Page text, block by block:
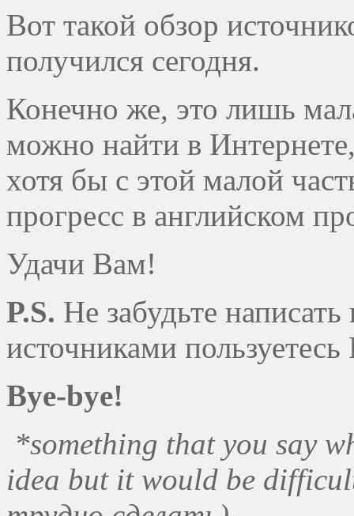
Вот такой обзор
получился сегодня.
Конечно же, это лишь
можно найти в
хотя бы с этой малой
прогресс в английском
Удачи Вам!
P.S. Не забудьте
источниками
Bye-bye!
*something that you say
idea but it would be